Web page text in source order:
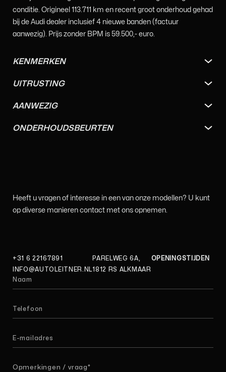
conditie. Origineel 113.711 km en recent groot onderhoud gehad
bij de Audi dealer inclusief 4 nieuwe banden (factuur
aanwezig). Prijs zonder BPM is 59.500,- euro.
KENMERKEN
UITRUSTING
AANWEZIG
ONDERHOUDSBEURTEN
Heeft u vragen of interesse in een van onze modellen? U kunt
op diverse manieren contact met ons opnemen.
+31 6 22167891
INFO@AUTOLEITNER.NL
PARELWEG 6A,
1812 RS ALKMAAR
OPENINGSTIJDEN
Opmerkingen / vraag*